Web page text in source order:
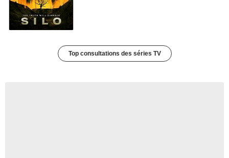
Top consultations des séries TV